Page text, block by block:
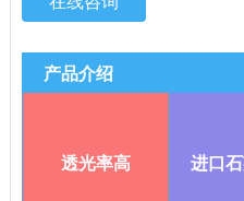
产品介绍
透光率高 进口